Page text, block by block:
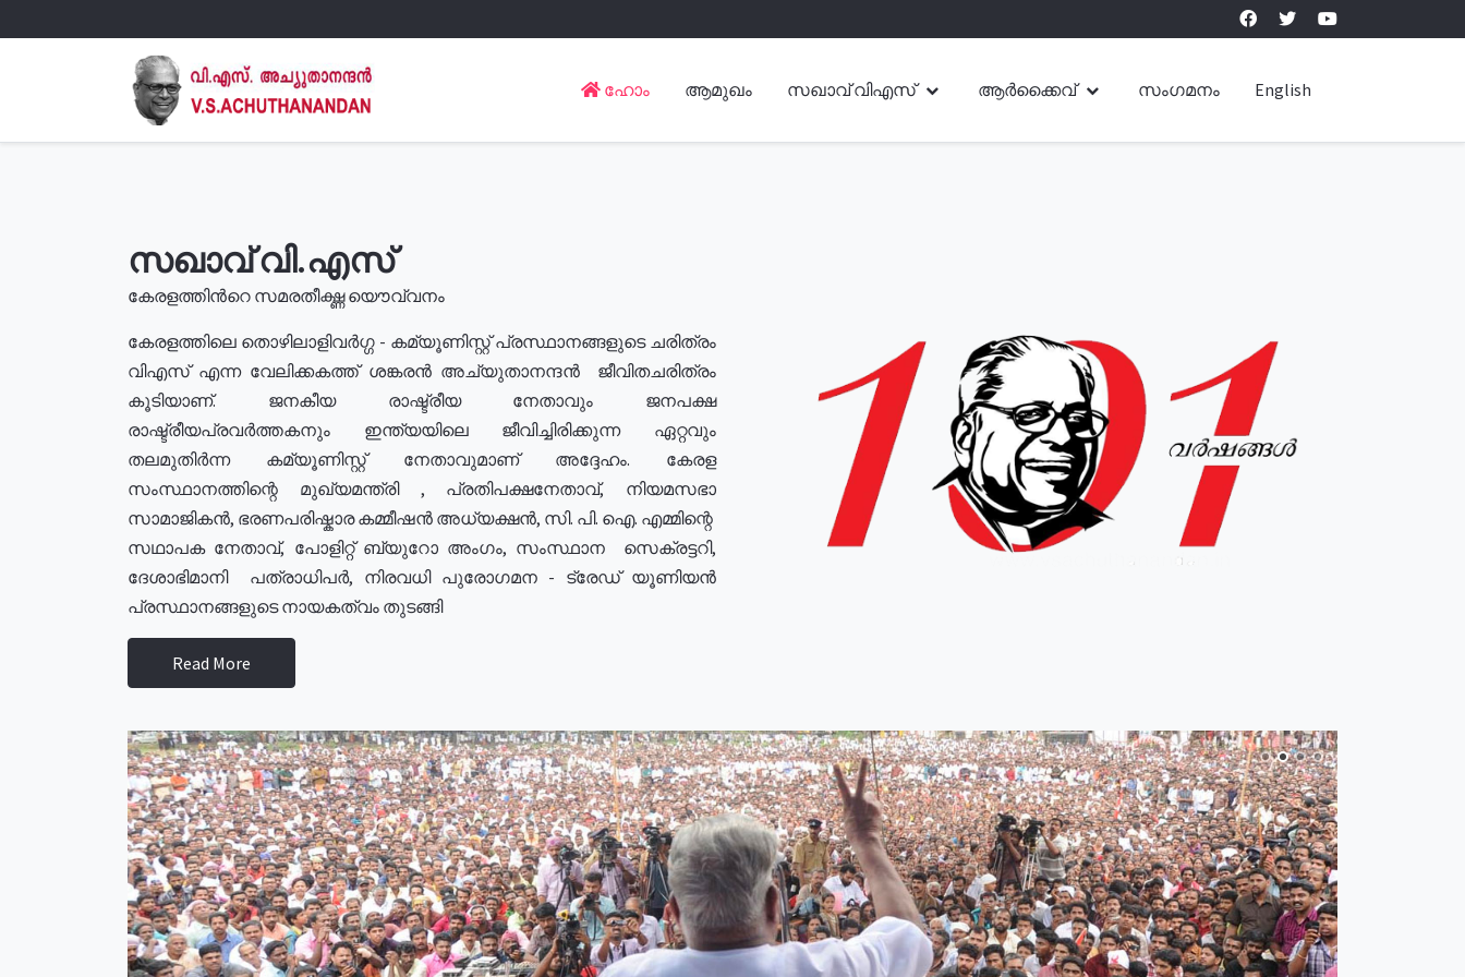
ഹോം ആമുഖം സഖാവ് വിഎസ് ആർക്കൈവ് സംഗമനം English
സഖാവ് വി.എസ്
കേരളത്തിൻറെ സമരതീക്ഷ്ണ യൌവ്വനം
കേരളത്തിലെ തൊഴിലാളിവർഗ്ഗ - കമ്യൂണിസ്റ്റ് പ്രസ്ഥാനങ്ങളുടെ ചരിത്രം
വിഎസ് എന്ന വേലിക്കകത്ത് ശങ്കരൻ അച്യുതാനന്ദൻ ജീവിതചരിത്രം
കൂടിയാണ്. ജനകീയ രാഷ്ട്രീയ നേതാവും ജനപക്ഷ
രാഷ്ട്രീയപ്രവർത്തകനും ഇന്ത്യയിലെ ജീവിച്ചിരിക്കുന്ന ഏറ്റവും
തലമുതിർന്ന കമ്യൂണിസ്റ്റ് നേതാവുമാണ് അദ്ദേഹം. കേരള
സംസ്ഥാനത്തിന്റെ മുഖ്യമന്ത്രി , പ്രതിപക്ഷനേതാവ്, നിയമസഭാ
സാമാജികൻ, ഭരണപരിഷ്കാര കമ്മീഷൻ അധ്യക്ഷൻ, സി. പി. ഐ. എമ്മിന്റെ
സഥാപക നേതാവ്, പോളിറ്റ് ബ്യുറോ അംഗം, സംസ്ഥാന സെക്രട്ടറി,
ദേശാഭിമാനി പത്രാധിപർ, നിരവധി പുരോഗമന - ട്രേഡ് യൂണിയൻ
പ്രസ്ഥാനങ്ങളുടെ നായകത്വം തുടങ്ങി
Read More